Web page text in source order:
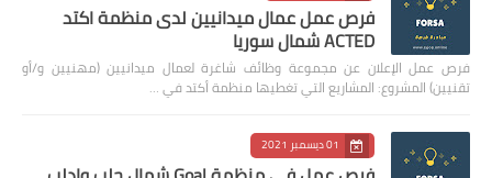
فرص عمل عمال ميدانيين لدى منظمة اكتد
ACTED شمال سوريا
فرص عمل الإعلان عن مجموعة وظائف شاغرة لعمال ميدانيين (مهنيين و/أو
تقنيين) المشروع: المشاريع التي تغطيها منظمة أكتد في …
01 ديسمبر 2021